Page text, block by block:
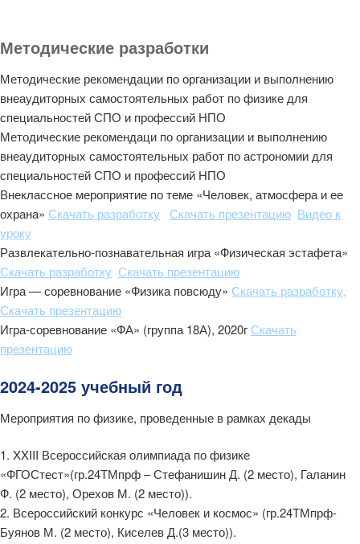
Методические разработки
Методические рекомендации по организации и выполнению
внеаудиторных самостоятельных работ по физике для
специальностей СПО и профессий НПО
Методические рекомендаци по организации и выполнению
внеаудиторных самостоятельных работ по астрономии для
специальностей СПО и профессий НПО
Внеклассное мероприятие по теме «Человек, атмосфера и ее
охрана» Скачать разработку Скачать презентацию Видео к
уроку
Развлекательно-познавательная игра «Физическая эстафета»
Скачать разработку Скачать презентацию
Игра — соревнование «Физика повсюду» Скачать разработку,
Скачать презентацию
Игра-соревнование «ФА» (группа 18А), 2020г Скачать
презентацию
2024-2025 учебный год
Мероприятия по физике, проведенные в рамках декады
1. XXIII Всероссийская олимпиада по физике
«ФГОСтест»(гр.24ТМпрф – Стефанишин Д. (2 место), Галанин
Ф. (2 место), Орехов М. (2 место)).
2. Всероссийский конкурс «Человек и космос» (гр.24ТМпрф-
Буянов М. (2 место), Киселев Д.(3 место)).